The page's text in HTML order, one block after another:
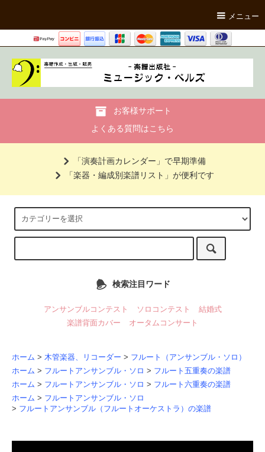
メニュー
お客様サポート
よくある質問はこちら
「演奏計画カレンダー」で早期準備
「楽器・編成別楽譜リスト」が便利です
検索注目ワード
アンサンブルコンテスト ソロコンテスト
結婚式
楽譜背面カバー
オータムコンサート
ホーム > 木管楽器、リコーダー > フルート（アンサンブル・ソロ）
ホーム > フルートアンサンブル・ソロ > フルート五重奏の楽譜
ホーム > フルートアンサンブル・ソロ > フルート六重奏の楽譜
ホーム > フルートアンサンブル・ソロ
> フルートアンサンブル（フルートオーケストラ）の楽譜